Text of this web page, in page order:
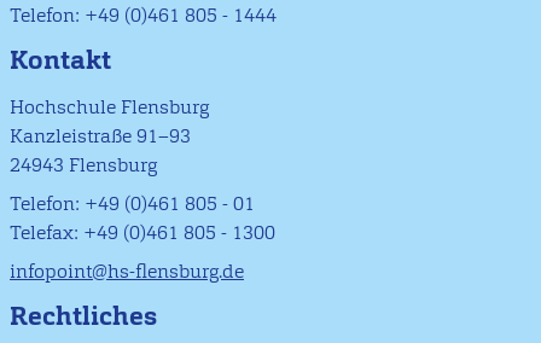
Telefon: +49 (0)461 805 - 1444
Kontakt
Hochschule Flensburg
Kanzleistraße 91–93
24943 Flensburg
Telefon: +49 (0)461 805 - 01
Telefax: +49 (0)461 805 - 1300
infopoint@hs-flensburg.de
Rechtliches